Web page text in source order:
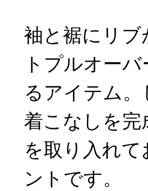
袖と裾にリ
トプルオー
るアイテム
着こなしを
を取り入れ
ントです。